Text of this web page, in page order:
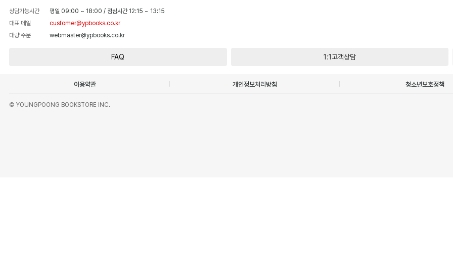
상담가능시간 평일 09:00 ~ 18:00 / 점심시간 12:15 ~ 13:15
대표 메일
customer@ypbooks.co.kr
대량 주문
webmaster@ypbooks.co.kr
FAQ 1:1고객상담
이용약관 개인정보처리방침 청소년보호정책
© YOUNGPOONG BOOKSTORE INC.